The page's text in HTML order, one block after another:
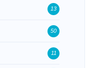
13
50
11